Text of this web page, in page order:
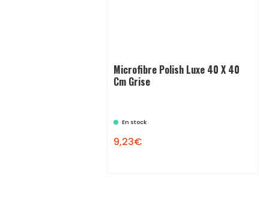
Microfibre Polish Luxe 40 X 40
Cm Grise
En stock
9,23€